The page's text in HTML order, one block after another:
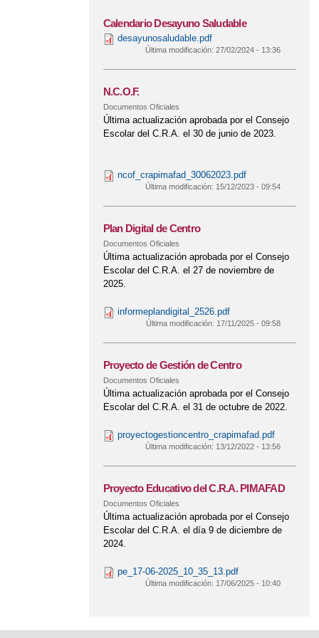
Calendario Desayuno Saludable
desayunosaludable.pdf
Última modificación:27/02/2024 - 13:36
N.C.O.F.
Documentos Oficiales
Última actualización aprobada por el Consejo
Escolar del C.R.A. el 30 de junio de 2023.
ncof_crapimafad_30062023.pdf
Última modificación: 15/12/2023 - 09:54
Plan Digital de Centro
Documentos Oficiales
Última actualización aprobada por el Consejo
Escolar del C.R.A. el 27 de noviembre de
2025.
informeplandigital_2526.pdf
Última modificación: 17/11/2025 - 09:58
Proyecto de Gestión de Centro
Documentos Oficiales
Última actualización aprobada por el Consejo
Escolar del C.R.A. el 31 de octubre de 2022.
proyectogestioncentro_crapimafad.pdf
Última modificación: 13/12/2022 - 13:56
Proyecto Educativo del C.R.A. PIMAFAD
Documentos Oficiales
Última actualización aprobada por el Consejo
Escolar del C.R.A. el día 9 de diciembre de
2024.
pe_17-06-2025_10_35_13.pdf
Última modificación: 17/06/2025 - 10:40